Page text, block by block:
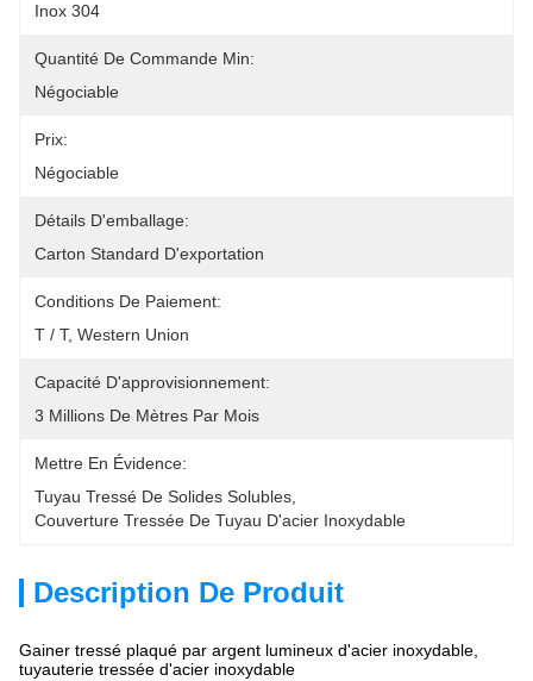
Inox 304
Quantité De Commande Min:
Négociable
Prix:
Négociable
Détails D'emballage:
Carton Standard D'exportation
Conditions De Paiement:
T / T, Western Union
Capacité D'approvisionnement:
3 Millions De Mètres Par Mois
Mettre En Évidence:
Tuyau Tressé De Solides Solubles
Couverture Tressée De Tuyau D'acier Inoxydable
Description De Produit
Gainer tressé plaqué par argent lumineux d'acier inoxydable,
tuyauterie tressée d'acier inoxydable